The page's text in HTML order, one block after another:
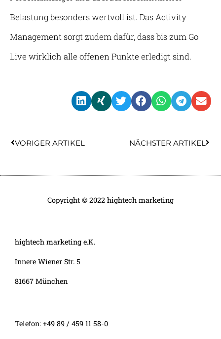
Belastung besonders wertvoll ist. Das Activity
Management sorgt zudem dafür, dass bis zum Go
Live wirklich alle offenen Punkte erledigt sind.
VORIGER ARTIKEL NÄCHSTER ARTIKEL
Copyright © 2022 hightech marketing
hightech marketing e.K.
Innere Wiener Str. 5
81667 München
Telefon: +49 89 / 459 11 58-0